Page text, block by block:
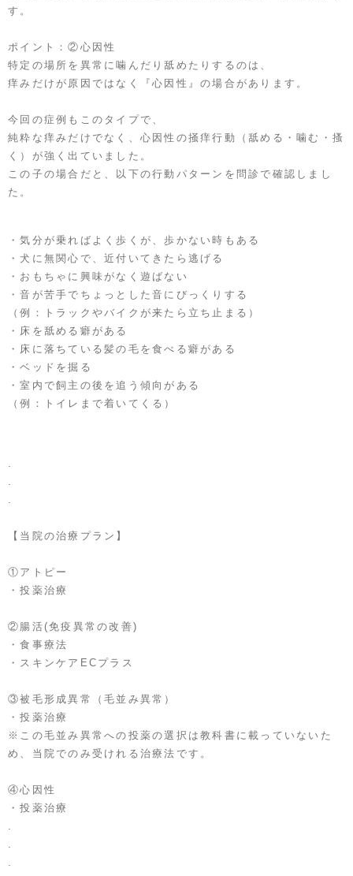
す。
ポイント：②心因性
特定の場所を異常に噛んだり舐めたりするのは、
痒みだけが原因ではなく『心因性』の場合があります。
今回の症例もこのタイプで、
純粋な痒みだけでなく、心因性の掻痒行動（舐める・噛む・搔
く）が強く出ていました。
この子の場合だと、以下の行動パターンを問診で確認しまし
た。
・気分が乗ればよく歩くが、歩かない時もある
・犬に無関心で、近付いてきたら逃げる
・おもちゃに興味がなく遊ばない
・音が苦手でちょっとした音にびっくりする
（例：トラックやバイクが来たら立ち止まる）
・床を舐める癖がある
・床に落ちている髪の毛を食べる癖がある
・ベッドを掘る
・室内で飼主の後を追う傾向がある
（例：トイレまで着いてくる）
.
.
.
【当院の治療プラン】
①アトピー
・投薬治療
②腸活(免疫異常の改善)
・食事療法
・スキンケアECプラス
③被毛形成異常（毛並み異常）
・投薬治療
※この毛並み異常への投薬の選択は教科書に載っていないた
め、当院でのみ受けれる治療法です。
④心因性
・投薬治療
.
.
.